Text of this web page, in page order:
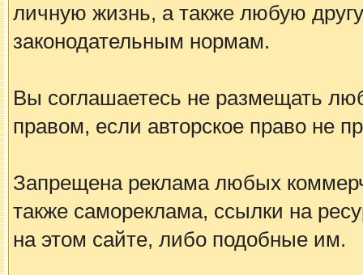
личную жизнь, а также любую
законодательным нормам.
Вы соглашаетесь не размещать
правом, если авторское право не
Запрещена реклама любых
также самореклама, ссылки на
на этом сайте, либо подобные им.